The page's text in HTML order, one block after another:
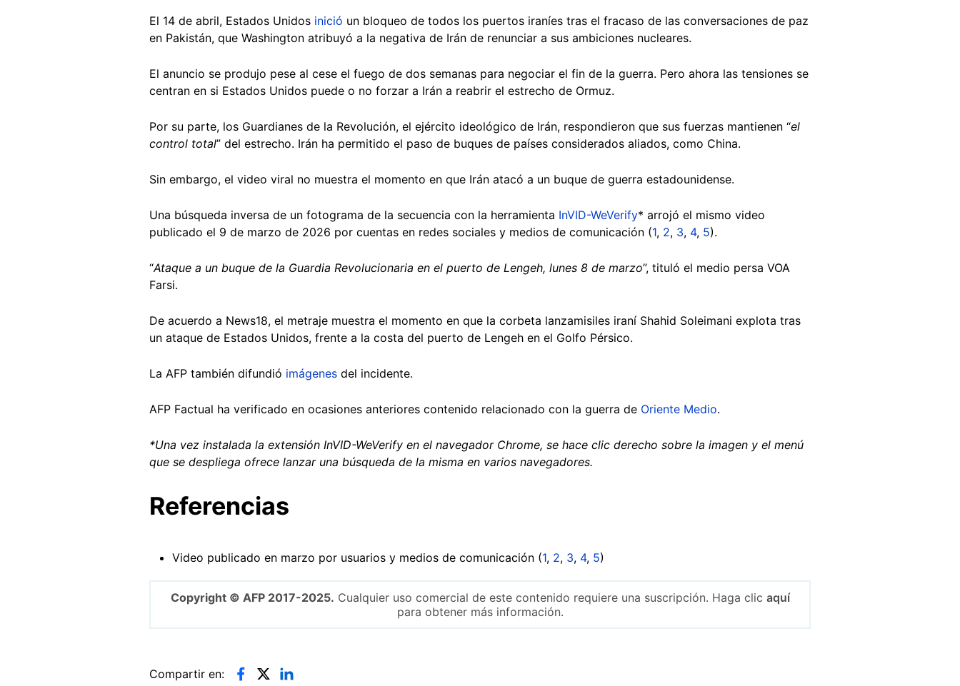
El 14 de abril, Estados Unidos inició un bloqueo de todos los puertos iraníes tras el fracaso de las conversaciones de paz
en Pakistán, que Washington atribuyó a la negativa de Irán de renunciar a sus ambiciones nucleares.
El anuncio se produjo pese al cese el fuego de dos semanas para negociar el fin de la guerra. Pero ahora las tensiones se
centran en si Estados Unidos puede o no forzar a Irán a reabrir el estrecho de Ormuz.
Por su parte, los Guardianes de la Revolución, el ejército ideológico de Irán, respondieron que sus fuerzas mantienen “el
control total” del estrecho. Irán ha permitido el paso de buques de países considerados aliados, como China.
Sin embargo, el video viral no muestra el momento en que Irán atacó a un buque de guerra estadounidense.
Una búsqueda inversa de un fotograma de la secuencia con la herramienta InVID-WeVerify* arrojó el mismo video
publicado el 9 de marzo de 2026 por cuentas en redes sociales y medios de comunicación (1, 2, 3, 4, 5).
“Ataque a un buque de la Guardia Revolucionaria en el puerto de Lengeh, lunes 8 de marzo”, tituló el medio persa VOA
Farsi.
De acuerdo a News18, el metraje muestra el momento en que la corbeta lanzamisiles iraní Shahid Soleimani explota tras
un ataque de Estados Unidos, frente a la costa del puerto de Lengeh en el Golfo Pérsico.
La AFP también difundió imágenes del incidente.
AFP Factual ha verificado en ocasiones anteriores contenido relacionado con la guerra de Oriente Medio.
*Una vez instalada la extensión InVID-WeVerify en el navegador Chrome, se hace clic derecho sobre la imagen y el menú
que se despliega ofrece lanzar una búsqueda de la misma en varios navegadores.
Referencias
Video publicado en marzo por usuarios y medios de comunicación (1, 2, 3, 4, 5)
Copyright © AFP 2017-2025. Cualquier uso comercial de este contenido requiere una suscripción. Haga clic aquí
para obtener más información.
Compartir en: